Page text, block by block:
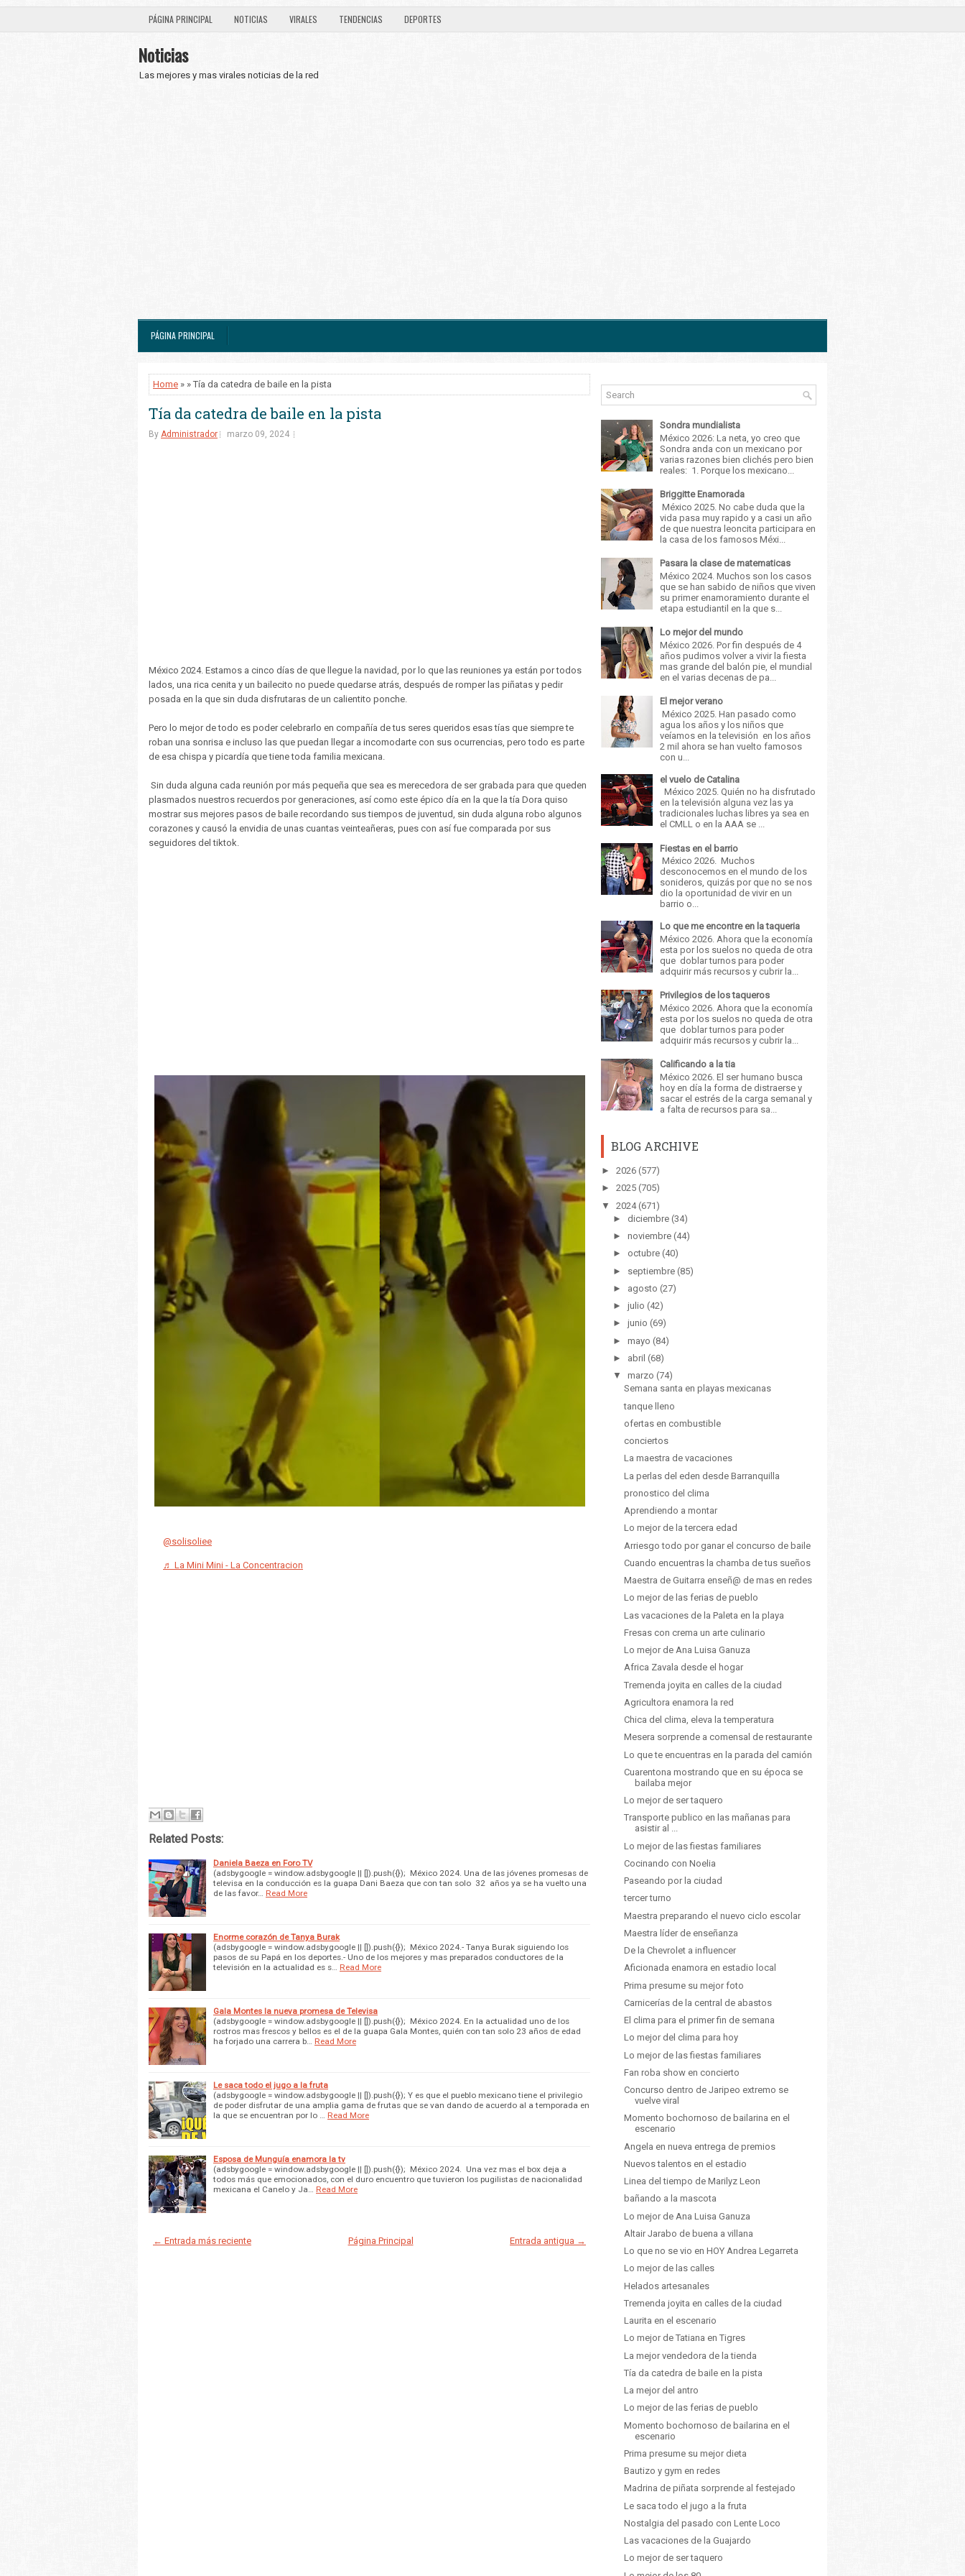
PÁGINA PRINCIPAL NOTICIAS VIRALES TENDENCIAS DEPORTES
Noticias
Las mejores y mas virales noticias de la red
PÁGINA PRINCIPAL
Home » » Tía da catedra de baile en la pista
Tía da catedra de baile en la pista
By Administrador marzo 09, 2024
México 2024. Estamos a cinco días de que llegue la navidad, por lo que las reuniones ya están por todos
lados, una rica cenita y un bailecito no puede quedarse atrás, después de romper las piñatas y pedir
posada en la que sin duda disfrutaras de un calientito ponche.
Pero lo mejor de todo es poder celebrarlo en compañía de tus seres queridos esas tías que siempre te
roban una sonrisa e incluso las que puedan llegar a incomodarte con sus ocurrencias, pero todo es parte
de esa chispa y picardía que tiene toda familia mexicana.
Sin duda alguna cada reunión por más pequeña que sea es merecedora de ser grabada para que queden
plasmados nuestros recuerdos por generaciones, así como este épico día en la que la tía Dora quiso
mostrar sus mejores pasos de baile recordando sus tiempos de juventud, sin duda alguna robo algunos
corazones y causó la envidia de unas cuantas veinteañeras, pues con así fue comparada por sus
seguidores del tiktok.
@solisoliee
♬ La Mini Mini - La Concentracion
Related Posts:
Daniela Baeza en Foro TV
(adsbygoogle = window.adsbygoogle || []).push({}); México 2024. Una de las jóvenes promesas de
televisa en la conducción es la guapa Dani Baeza que con tan solo 32 años ya se ha vuelto una
de las favor…
Read More
Enorme corazón de Tanya Burak
(adsbygoogle = window.adsbygoogle || []).push({}); México 2024.- Tanya Burak siguiendo los
pasos de su Papá en los deportes.- Uno de los mejores y mas preparados conductores de la
televisión en la actualidad es s…
Read More
Gala Montes la nueva promesa de Televisa
(adsbygoogle = window.adsbygoogle || []).push({}); México 2024. En la actualidad uno de los
rostros mas frescos y bellos es el de la guapa Gala Montes, quién con tan solo 23 años de edad
ha forjado una carrera b…
Read More
Le saca todo el jugo a la fruta
(adsbygoogle = window.adsbygoogle || []).push({}); Y es que el pueblo mexicano tiene el privilegio
de poder disfrutar de una amplia gama de frutas que se van dando de acuerdo al a temporada en
la que se encuentran por lo …
Read More
Esposa de Munguía enamora la tv
(adsbygoogle = window.adsbygoogle || []).push({}); México 2024. Una vez mas el box deja a
todos más que emocionados, con el duro encuentro que tuvieron los pugilistas de nacionalidad
mexicana el Canelo y Ja…
Read More
← Entrada más reciente Entrada antigua →
Página Principal
Sondra mundialista
México 2026: La neta, yo creo que
Sondra anda con un mexicano por
varias razones bien clichés pero bien
reales: 1. Porque los mexicano...
Briggitte Enamorada
México 2025. No cabe duda que la
vida pasa muy rapido y a casi un año
de que nuestra leoncita participara en
la casa de los famosos Méxi...
Pasara la clase de matematicas
México 2024. Muchos son los casos
que se han sabido de niños que viven
su primer enamoramiento durante el
etapa estudiantil en la que s...
Lo mejor del mundo
México 2026. Por fin después de 4
años pudimos volver a vivir la fiesta
mas grande del balón pie, el mundial
en el varias decenas de pa...
El mejor verano
México 2025. Han pasado como
agua los años y los niños que
veíamos en la televisión en los años
2 mil ahora se han vuelto famosos
con u...
el vuelo de Catalina
México 2025. Quién no ha disfrutado
en la televisión alguna vez las ya
tradicionales luchas libres ya sea en
el CMLL o en la AAA se ...
Fiestas en el barrio
México 2026. Muchos
desconocemos en el mundo de los
sonideros, quizás por que no se nos
dio la oportunidad de vivir en un
barrio o...
Lo que me encontre en la taqueria
México 2026. Ahora que la economía
esta por los suelos no queda de otra
que doblar turnos para poder
adquirir más recursos y cubrir la...
Privilegios de los taqueros
México 2026. Ahora que la economía
esta por los suelos no queda de otra
que doblar turnos para poder
adquirir más recursos y cubrir la...
Calificando a la tia
México 2026. El ser humano busca
hoy en día la forma de distraerse y
sacar el estrés de la carga semanal y
a falta de recursos para sa...
BLOG ARCHIVE
► 2026 (577)
► 2025 (705)
▼
2024 (671)
► diciembre (34)
► noviembre (44)
► octubre (40)
► septiembre (85)
► agosto (27)
► julio (42)
► junio (69)
► mayo (84)
► abril (68)
▼
marzo (74)
Semana santa en playas mexicanas
tanque lleno
ofertas en combustible
conciertos
La maestra de vacaciones
La perlas del eden desde Barranquilla
pronostico del clima
Aprendiendo a montar
Lo mejor de la tercera edad
Arriesgo todo por ganar el concurso de baile
Cuando encuentras la chamba de tus sueños
Maestra de Guitarra enseñ@ de mas en redes
Lo mejor de las ferias de pueblo
Las vacaciones de la Paleta en la playa
Fresas con crema un arte culinario
Lo mejor de Ana Luisa Ganuza
Africa Zavala desde el hogar
Tremenda joyita en calles de la ciudad
Agricultora enamora la red
Chica del clima, eleva la temperatura
Mesera sorprende a comensal de restaurante
Lo que te encuentras en la parada del camión
Cuarentona mostrando que en su época se
bailaba mejor
Lo mejor de ser taquero
Transporte publico en las mañanas para
asistir al ...
Lo mejor de las fiestas familiares
Cocinando con Noelia
Paseando por la ciudad
tercer turno
Maestra preparando el nuevo ciclo escolar
Maestra líder de enseñanza
De la Chevrolet a influencer
Aficionada enamora en estadio local
Prima presume su mejor foto
Carnicerías de la central de abastos
El clima para el primer fin de semana
Lo mejor del clima para hoy
Lo mejor de las fiestas familiares
Fan roba show en concierto
Concurso dentro de Jaripeo extremo se
vuelve viral
Momento bochornoso de bailarina en el
escenario
Angela en nueva entrega de premios
Nuevos talentos en el estadio
Linea del tiempo de Marilyz Leon
bañando a la mascota
Lo mejor de Ana Luisa Ganuza
Altair Jarabo de buena a villana
Lo que no se vio en HOY Andrea Legarreta
Lo mejor de las calles
Helados artesanales
Tremenda joyita en calles de la ciudad
Laurita en el escenario
Lo mejor de Tatiana en Tigres
La mejor vendedora de la tienda
Tía da catedra de baile en la pista
La mejor del antro
Lo mejor de las ferias de pueblo
Momento bochornoso de bailarina en el
escenario
Prima presume su mejor dieta
Bautizo y gym en redes
Madrina de piñata sorprende al festejado
Le saca todo el jugo a la fruta
Nostalgia del pasado con Lente Loco
Las vacaciones de la Guajardo
Lo mejor de ser taquero